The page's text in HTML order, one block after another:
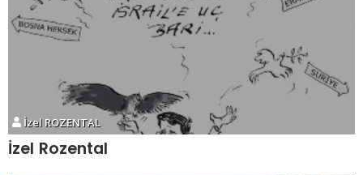
İzel ROZENTAL
İzel Rozental